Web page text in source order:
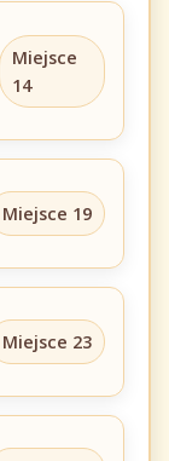
Miejsce
14
Miejsce 19
Miejsce 23